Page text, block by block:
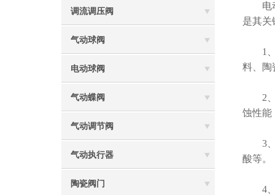
调流调压阀
气动球阀
电动球阀
气动蝶阀
气动调节阀
气动执行器
陶瓷阀门
电动
是其关
1、
料、陶
2、
蚀性能
3、
酸等。
4、